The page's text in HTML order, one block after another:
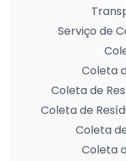
Serviço de
Coleta
Coleta de
Coleta de
Coleta
Coleta